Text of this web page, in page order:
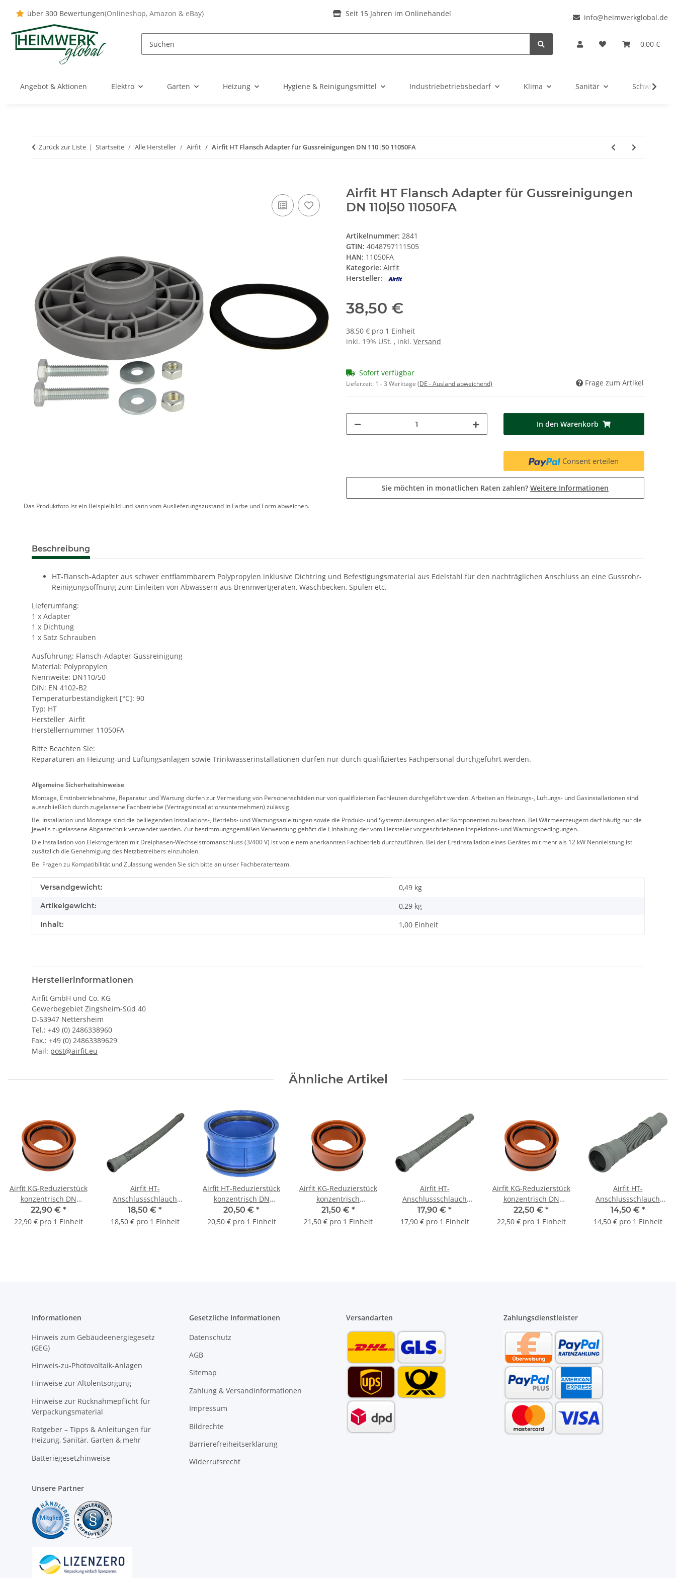
über 300 Bewertungen(Onlineshop, Amazon & eBay) Seit 15 Jahren im Onlinehandel info@heimwerkglobal.de
0,00 €
Angebot & Aktionen Elektro Garten Heizung Hygiene & Reinigungsmittel Industriebetriebsbedarf Klima Sanitär
Zurück zur Liste Startseite Alle Hersteller Airfit Airfit HT Flansch Adapter für Gussreinigungen DN 110|50 11050FA
Das Produktfoto ist ein Beispielbild und kann vom Auslieferungszustand in Farbe und Form abweichen.
Airfit HT Flansch Adapter für Gussreinigungen
DN 110|50 11050FA
Artikelnummer: 2841
GTIN: 4048797111505
HAN: 11050FA
Kategorie: Airfit
Hersteller:
38,50 €
38,50 € pro 1 Einheit
inkl. 19% USt. , inkl. Versand
Sofort verfügbar
Lieferzeit: 1 - 3 Werktage (DE - Ausland abweichend) Frage zum Artikel
In den Warenkorb
Consent erteilen
Sie möchten in monatlichen Raten zahlen? Weitere Informationen
Beschreibung
HT-Flansch-Adapter aus schwer entflammbarem Polypropylen inklusive Dichtring und Befestigungsmaterial aus Edelstahl für den nachträglichen Anschluss an eine Gussrohr-
Reinigungsöffnung zum Einleiten von Abwässern aus Brennwertgeräten, Waschbecken, Spülen etc.
Lieferumfang:
1 x Adapter
1 x Dichtung
1 x Satz Schrauben
Ausführung: Flansch-Adapter Gussreinigung
Material: Polypropylen
Nennweite: DN110/50
DIN: EN 4102-B2
Temperaturbeständigkeit [°C]: 90
Typ: HT
Hersteller Airfit
Herstellernummer 11050FA
Bitte Beachten Sie:
Reparaturen an Heizung-und Lüftungsanlagen sowie Trinkwasserinstallationen dürfen nur durch qualifiziertes Fachpersonal durchgeführt werden.
Allgemeine Sicherheitshinweise
Montage, Erstinbetriebnahme, Reparatur und Wartung dürfen zur Vermeidung von Personenschäden nur von qualifizierten Fachleuten durchgeführt werden. Arbeiten an Heizungs-, Lüftungs- und Gasinstallationen sind
ausschließlich durch zugelassene Fachbetriebe (Vertragsinstallationsunternehmen) zulässig.
Bei Installation und Montage sind die beiliegenden Installations-, Betriebs- und Wartungsanleitungen sowie die Produkt- und Systemzulassungen aller Komponenten zu beachten. Bei Wärmeerzeugern darf häufig nur die
jeweils zugelassene Abgastechnik verwendet werden. Zur bestimmungsgemäßen Verwendung gehört die Einhaltung der vom Hersteller vorgeschriebenen Inspektions- und Wartungsbedingungen.
Die Installation von Elektrogeräten mit Dreiphasen-Wechselstromanschluss (3/400 V) ist von einem anerkannten Fachbetrieb durchzuführen. Bei der Erstinstallation eines Gerätes mit mehr als 12 kW Nennleistung ist
zusätzlich die Genehmigung des Netzbetreibers einzuholen.
Bei Fragen zu Kompatibilität und Zulassung wenden Sie sich bitte an unser Fachberaterteam.
Produkteigenschaft
Wert
Versandgewicht: 0,49 kg
Artikelgewicht: 0,29 kg
Inhalt: 1,00 Einheit
Herstellerinformationen
Airfit GmbH und Co. KG
Gewerbegebiet Zingsheim-Süd 40
D-53947 Nettersheim
Tel.: +49 (0) 2486338960
Fax.: +49 (0) 24863389629
Mail: post@airfit.eu
Ähnliche Artikel
Airfit KG-Reduzierstück
konzentrisch DN
160/125 160125KG
22,90 € *
22,90 € pro 1 Einheit
Airfit HT-
Anschlussschlauch
DN50 x 750 mm
Spitzende DN40|50
18,50 € *
18,50 € pro 1 Einheit
Airfit HT-Reduzierstück
konzentrisch DN
125|110 10890IR
20,50 € *
20,50 € pro 1 Einheit
Airfit KG-Reduzierstück
konzentrisch
DN125/110 125110KG
21,50 € *
21,50 € pro 1 Einheit
Airfit HT-
Anschlussschlauch
DN50 x 500 mm
Spitzende DN40|50
17,90 € *
17,90 € pro 1 Einheit
Airfit KG-Reduzierstück
konzentrisch DN
160/110 160110KG
22,50 € *
22,50 € pro 1 Einheit
Airfit HT-
Anschlussschlauch
DN50 x 250 mm
Spitzende DN40|50
14,50 € *
14,50 € pro 1 Einheit
Informationen
Hinweis zum Gebäudeenergiegesetz
(GEG)
Hinweis-zu-Photovoltaik-Anlagen
Hinweise zur Altölentsorgung
Hinweise zur Rücknahmepflicht für
Verpackungsmaterial
Ratgeber – Tipps & Anleitungen für
Heizung, Sanitär, Garten & mehr
Batteriegesetzhinweise
Gesetzliche Informationen
Datenschutz
AGB
Sitemap
Zahlung & Versandinformationen
Impressum
Bildrechte
Barrierefreiheitserklärung
Widerrufsrecht
Versandarten Zahlungsdienstleister
Unsere Partner